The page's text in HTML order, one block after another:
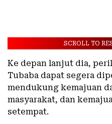
SCROLL TO
Ke depan lanjut dia,
Tubaba dapat segera
mendukung kemajuan
masyarakat, dan
setempat.